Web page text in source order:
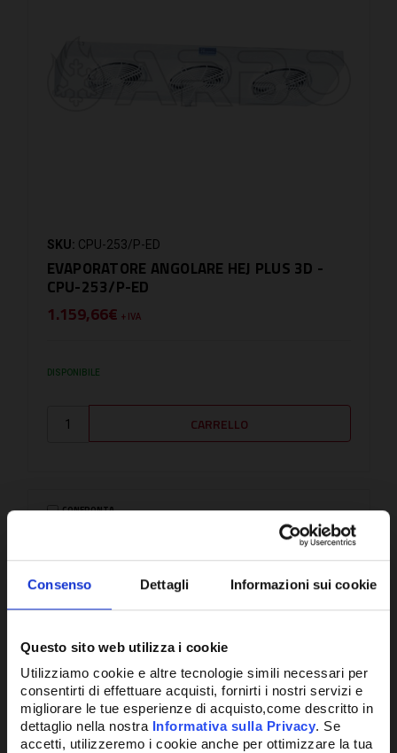
Consenso Dettagli Informazioni sui cookie
Questo sito web utilizza i cookie
Utilizziamo cookie e altre tecnologie simili necessari per
consentirti di effettuare acquisti, fornirti i nostri servizi e
migliorare le tue esperienze di acquisto,come descritto in
dettaglio nella nostra Informativa sulla Privacy. Se
accetti, utilizzeremo i cookie anche per ottimizzare la tua
SKU: CPU-253/P-ED
EVAPORATORE ANGOLARE HEJ PLUS 3D -
CPU-253/P-ED
1.159,66€ + IVA
DISPONIBILE
CONFRONTA